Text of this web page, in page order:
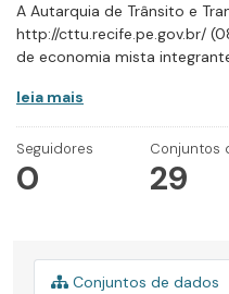
A Autarquia de Trânsito e
http://cttu.recife.pe.gov.br/
de economia mista
leia mais
Seguidores
0
Conjuntos
29
Conjuntos de dados